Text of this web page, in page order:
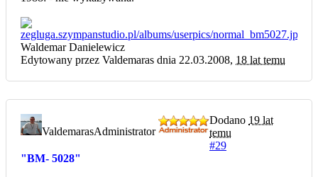
Waldemar Danielewicz
Edytowany przez Valdemaras dnia 22.03.2008, 18 lat temu
ValdemarasAdministrator
Dodano 19 lat
temu
#29
"BM- 5028"